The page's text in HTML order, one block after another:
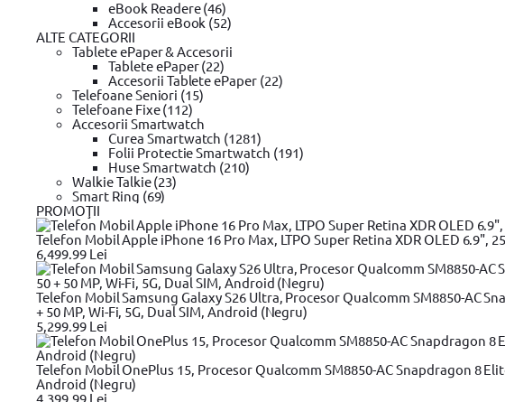
eBook Readere (46)
Accesorii eBook (52)
ALTE CATEGORII
Tablete ePaper & Accesorii
Tablete ePaper (22)
Accesorii Tablete ePaper (22)
Telefoane Seniori (15)
Telefoane Fixe (112)
Accesorii Smartwatch
Curea Smartwatch (1281)
Folii Protectie Smartwatch (191)
Huse Smartwatch (210)
Walkie Talkie (23)
Smart Ring (69)
PROMOŢII
Telefon Mobil Apple iPhone 16 Pro Max, LTPO Super Retina XDR OLED 6.9",
6,499.99 Lei
Telefon Mobil Samsung Galaxy S26 Ultra, Procesor Qualcomm SM8850-AC
+ 50 MP, Wi-Fi, 5G, Dual SIM, Android (Negru)
5,299.99 Lei
Telefon Mobil OnePlus 15, Procesor Qualcomm SM8850-AC Snapdragon 8
Android (Negru)
4,399.99 Lei